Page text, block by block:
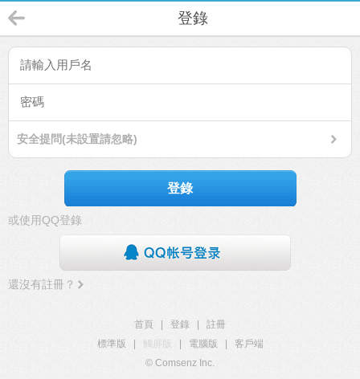
登錄
安全提問(未設置請忽略)
登錄
或使用QQ登錄
還沒有註冊？
首頁 登錄
註冊
標準版
觸屏版 電腦版
客戶端
© Comsenz Inc.